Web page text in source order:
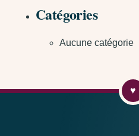
Catégories
Aucune catégorie